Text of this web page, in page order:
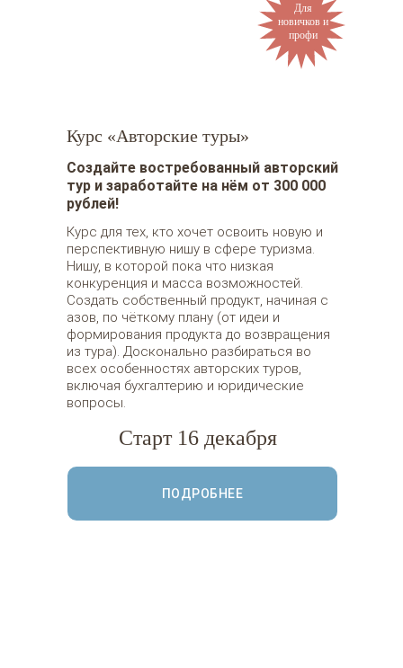
Для
новичков и
профи
Курс для тех, кто хочет освоить новую и
перспективную нишу в сфере туризма.
Нишу, в которой пока что низкая
конкуренция и масса возможностей.
Создать собственный продукт, начиная с
азов, по чёткому плану (от идеи и
формирования продукта до возвращения
из тура). Досконально разбираться во
всех особенностях авторских туров,
включая бухгалтерию и юридические
вопросы.
Курс «Авторские туры»
ПОДРОБНЕЕ
Создайте востребованный авторский
тур и заработайте на нём от 300 000
рублей!
Старт 16 декабря